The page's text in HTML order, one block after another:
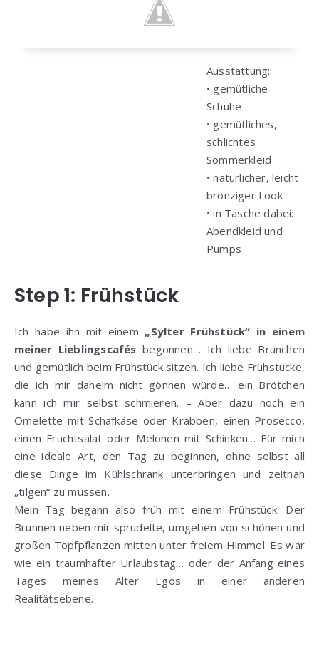
Ausstattung:
• gemütliche
Schuhe
• gemütliches,
schlichtes
Sommerkleid
• natürlicher, leicht
bronziger Look
• in Tasche dabei:
Abendkleid und
Pumps
Step 1: Frühstück
Ich habe ihn mit einem „Sylter Frühstück“ in einem
meiner Lieblingscafés begonnen… Ich liebe Brunchen
und gemütlich beim Frühstück sitzen. Ich liebe Frühstücke,
die ich mir daheim nicht gönnen würde… ein Brötchen
kann ich mir selbst schmieren. – Aber dazu noch ein
Omelette mit Schafkäse oder Krabben, einen Prosecco,
einen Fruchtsalat oder Melonen mit Schinken… Für mich
eine ideale Art, den Tag zu beginnen, ohne selbst all
diese Dinge im Kühlschrank unterbringen und zeitnah
„tilgen“ zu müssen.
Mein Tag begann also früh mit einem Frühstück. Der
Brunnen neben mir sprudelte, umgeben von schönen und
großen Topfpflanzen mitten unter freiem Himmel. Es war
wie ein traumhafter Urlaubstag… oder der Anfang eines
Tages meines Alter Egos in einer anderen
Realitätsebene.